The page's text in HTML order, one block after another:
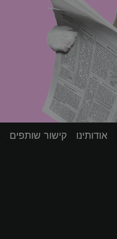
אודותינו קישור שותפים